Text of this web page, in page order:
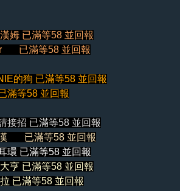
姆 已滿等58 並回報
已滿等58 並回報
的狗 已滿等58 並回報
滿等58 並回報
接招 已滿等58 並回報
漢 已滿等58 並回報
環 已滿等58 並回報
亨 已滿等58 並回報
已滿等58 並回報